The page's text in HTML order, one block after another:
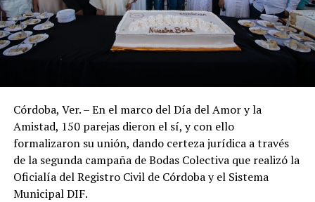
Córdoba, Ver. – En el marco del Día del Amor y la
Amistad, 150 parejas dieron el sí, y con ello
formalizaron su unión, dando certeza jurídica a través
de la segunda campaña de Bodas Colectiva que realizó la
Oficialía del Registro Civil de Córdoba y el Sistema
Municipal DIF.